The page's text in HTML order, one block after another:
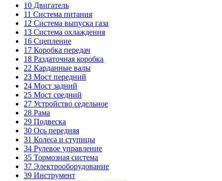
10 Двигатель
11 Система питания
12 Система выпуска газа
13 Система охлаждения
16 Сцепление
17 Коробка передач
18 Раздаточная коробка
22 Карданные валы
23 Мост передний
24 Мост задний
25 Мост средний
27 Устройство седельное
28 Рама
29 Подвеска
30 Ось передняя
31 Колеса и ступицы
34 Рулевое управление
35 Тормозная система
37 Электрооборудование
39 Инструмент